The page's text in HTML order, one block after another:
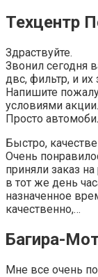
Техцентр
Здраствуйте.
Звонил сегодня
двс, фильтр, и их
Напишите
условиями акции.
Просто
Быстро,
Очень
приняли заказ
в тот же день
назначенное
качественно,…
Багира-
Мне все очень